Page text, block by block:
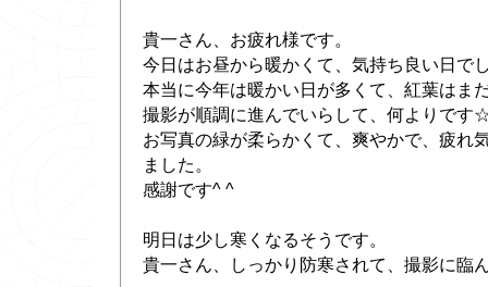
貴一さん、お疲れ様です。
今日はお昼から暖かくて、気持ち良い日で
本当に今年は暖かい日が多くて、紅葉はま
撮影が順調に進んでいらして、何よりです
お写真の緑が柔らかくて、爽やかで、疲れ
ました。
感謝です^ ^
明日は少し寒くなるそうです。
貴一さん、しっかり防寒されて、撮影に臨